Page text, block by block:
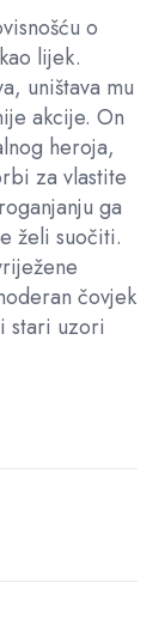
o
lijek.
uništava mu
akcije. On
heroja,
za vlastite
ga
želi suočiti.
čovjek
stari uzori